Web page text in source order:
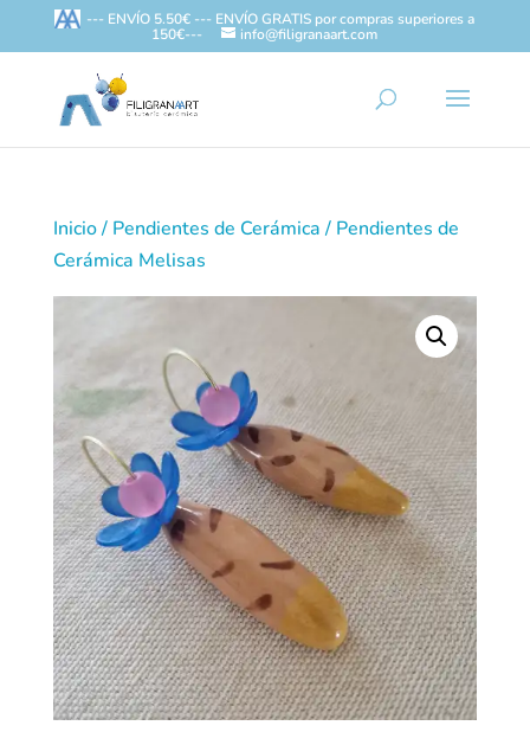
--- ENVÍO 5.50€ --- ENVÍO GRATIS por compras superiores a
150€---
info@filigranaart.com
Inicio/ Pendientes de Cerámica / Pendientes de
Cerámica Melisas